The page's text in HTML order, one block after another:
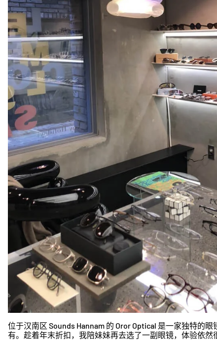
位于汉南区 Sounds Hannam 的 Oror Optical 是一家独特的
有。趁着年末折扣，我陪妹妹再去选了一副眼镜，体验依然